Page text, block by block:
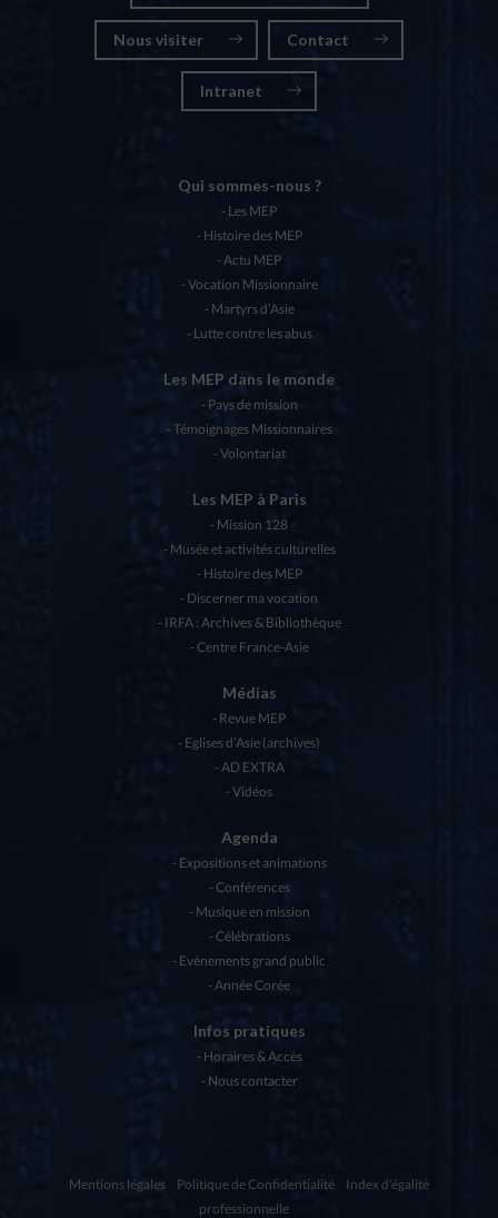
Nous visiter Contact
Intranet
Qui sommes-nous ?
Les MEP
Histoire des MEP
Actu MEP
Vocation Missionnaire
Martyrs d’Asie
Lutte contre les abus
Les MEP dans le monde
Pays de mission
Témoignages Missionnaires
Volontariat
Les MEP à Paris
Mission 128
Musée et activités culturelles
Histoire des MEP
Discerner ma vocation
IRFA : Archives & Bibliothèque
Centre France-Asie
Médias
Revue MEP
Eglises d’Asie (archives)
AD EXTRA
Vidéos
Agenda
Expositions et animations
Conférences
Musique en mission
Célébrations
Evénements grand public
Année Corée
Infos pratiques
Horaires & Accès
Nous contacter
Mentions légales Politique de Confidentialité
Index d'égalité
professionnelle